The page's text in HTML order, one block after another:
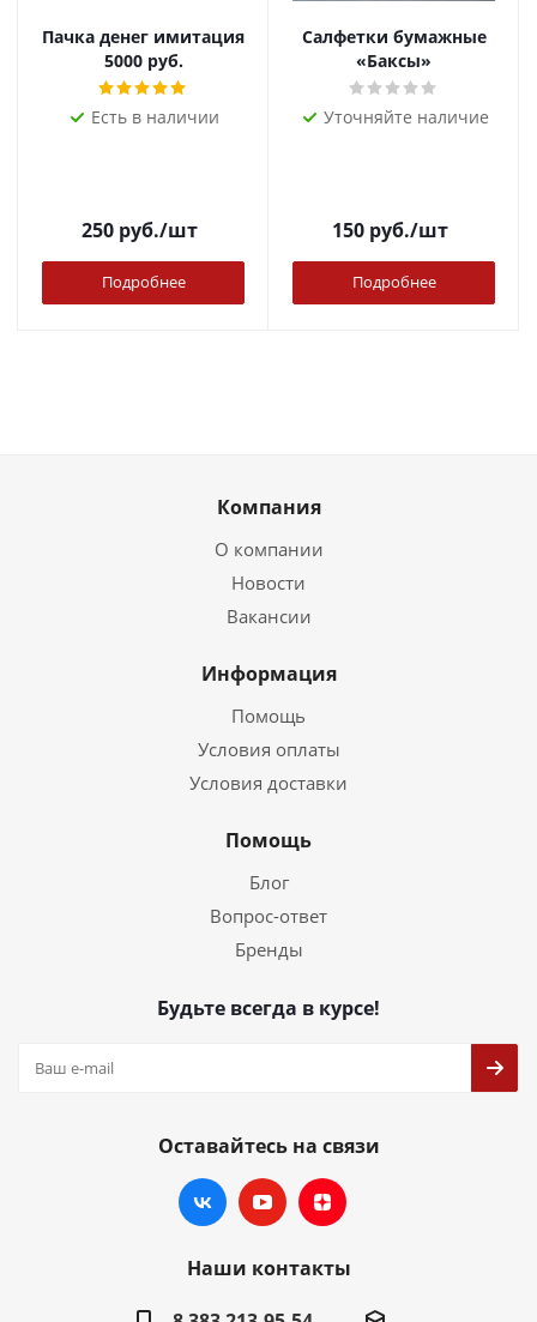
Пачка денег имитация
5000 руб.
Есть в наличии
250руб./шт
Подробнее
Салфетки бумажные
«Баксы»
Уточняйте наличие
150руб./шт
Подробнее
Компания
О компании
Новости
Вакансии
Информация
Помощь
Условия оплаты
Условия доставки
Помощь
Блог
Вопрос-ответ
Бренды
Будьте всегда в курсе!
Оставайтесь на связи
Наши контакты